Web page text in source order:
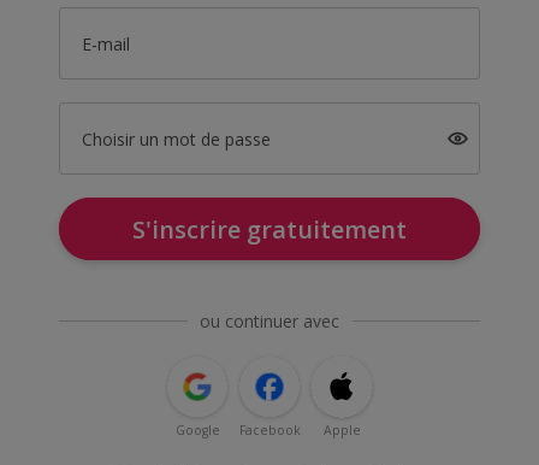
E-mail
Choisir un mot de passe
S'inscrire gratuitement
ou continuer avec
Google Facebook Apple